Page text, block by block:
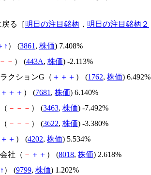
る［明日の注目銘柄 ， 明日の注目銘柄２
↑ ） (3861 , 株価) 7.408%
－ － ） (443A, 株価) -2.113%
クションG（ ＋ ＋ ＋ ） (1762, 株価) 6.492%
＋ ＋ ＋ ） (7681 , 株価) 6.140%
－ － － ） (3463, 株価) -7.492%
－ － － ） (3622, 株価) -3.380%
＋ ＋ ） (4202, 株価) 5.534%
社（ － ＋ ＋ ） (8018, 株価) 2.618%
↑ ） (9799, 株価) 1.202%